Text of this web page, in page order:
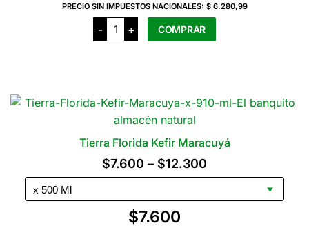
$7.600
PRECIO SIN IMPUESTOS NACIONALES: $ 6.280,99
-
Tierra
Florida
Kefir
+ COMPRAR
varias
variantes.
Las
se
elegir
en
Tierra Florida Kefir Maracuyá
$7.600 – $12.300
precios:
$7.600